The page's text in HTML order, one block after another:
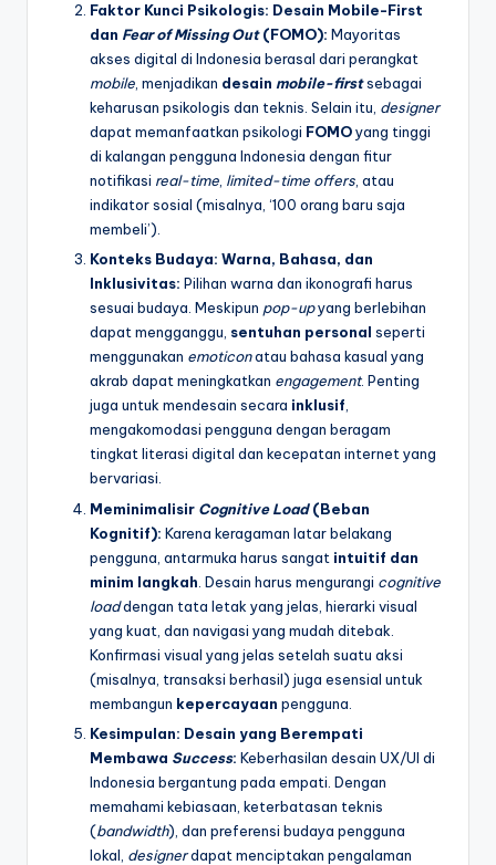
Faktor Kunci Psikologis: Desain Mobile-First
dan Fear of Missing Out(FOMO): Mayoritas
akses digital di Indonesia berasal dari perangkat
mobile, menjadikan desain mobile-firstsebagai
keharusan psikologis dan teknis. Selain itu, designer
dapat memanfaatkan psikologi FOMOyang tinggi
di kalangan pengguna Indonesia dengan fitur
notifikasi real-time, limited-time offers, atau
indikator sosial (misalnya, ‘100 orang baru saja
membeli’).
Konteks Budaya: Warna, Bahasa, dan
Inklusivitas: Pilihan warna dan ikonografi harus
sesuai budaya. Meskipun pop-upyang berlebihan
dapat mengganggu, sentuhan personal seperti
menggunakan emoticonatau bahasa kasual yang
akrab dapat meningkatkan engagement. Penting
juga untuk mendesain secara inklusif,
mengakomodasi pengguna dengan beragam
tingkat literasi digital dan kecepatan internet yang
bervariasi.
Meminimalisir Cognitive Load(Beban
Kognitif): Karena keragaman latar belakang
pengguna, antarmuka harus sangat intuitif dan
minim langkah . Desain harus mengurangi cognitive
loaddengan tata letak yang jelas, hierarki visual
yang kuat, dan navigasi yang mudah ditebak.
Konfirmasi visual yang jelas setelah suatu aksi
(misalnya, transaksi berhasil) juga esensial untuk
membangun kepercayaan pengguna.
Kesimpulan: Desain yang Berempati
Membawa Success: Keberhasilan desain UX/UI di
Indonesia bergantung pada empati. Dengan
memahami kebiasaan, keterbatasan teknis
(bandwidth), dan preferensi budaya pengguna
lokal, designerdapat menciptakan pengalaman